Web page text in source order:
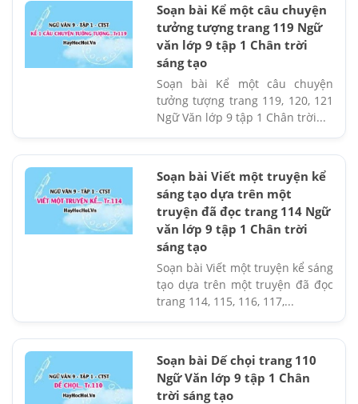
Soạn bài Kể một câu chuyện
tưởng tượng trang 119 Ngữ
văn lớp 9 tập 1 Chân trời
sáng tạo
Soạn bài Kể một câu chuyện
tưởng tượng trang 119, 120, 121
Ngữ Văn lớp 9 tập 1 Chân trời...
Soạn bài Viết một truyện kể
sáng tạo dựa trên một
truyện đã đọc trang 114 Ngữ
văn lớp 9 tập 1 Chân trời
sáng tạo
Soạn bài Viết một truyện kể sáng
tạo dựa trên một truyện đã đọc
trang 114, 115, 116, 117,...
Soạn bài Dế chọi trang 110
Ngữ Văn lớp 9 tập 1 Chân
trời sáng tạo